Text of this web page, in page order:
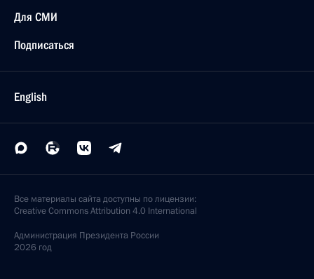
Для СМИ
Подписаться
English
Все материалы сайта доступны по лицензии:
Creative Commons Attribution 4.0 International
Администрация Президента России
2026 год